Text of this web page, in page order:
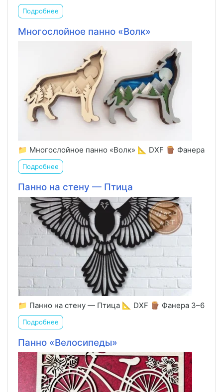
Подробнее
Многослойное панно «Волк»
📁 Многослойное панно «Волк» 📐 DXF 🪵 Фанера
Подробнее
Панно на стену — Птица
📁 Панно на стену — Птица 📐 DXF 🪵 Фанера 3–6
Подробнее
Панно «Велосипеды»